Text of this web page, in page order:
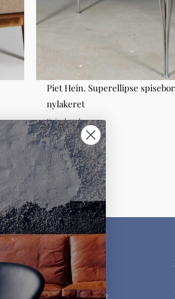
Piet Hein. Superellipse
nylakeret
Spiseborde
DKK 5.000,00
MØBLER
Møbelklassikere